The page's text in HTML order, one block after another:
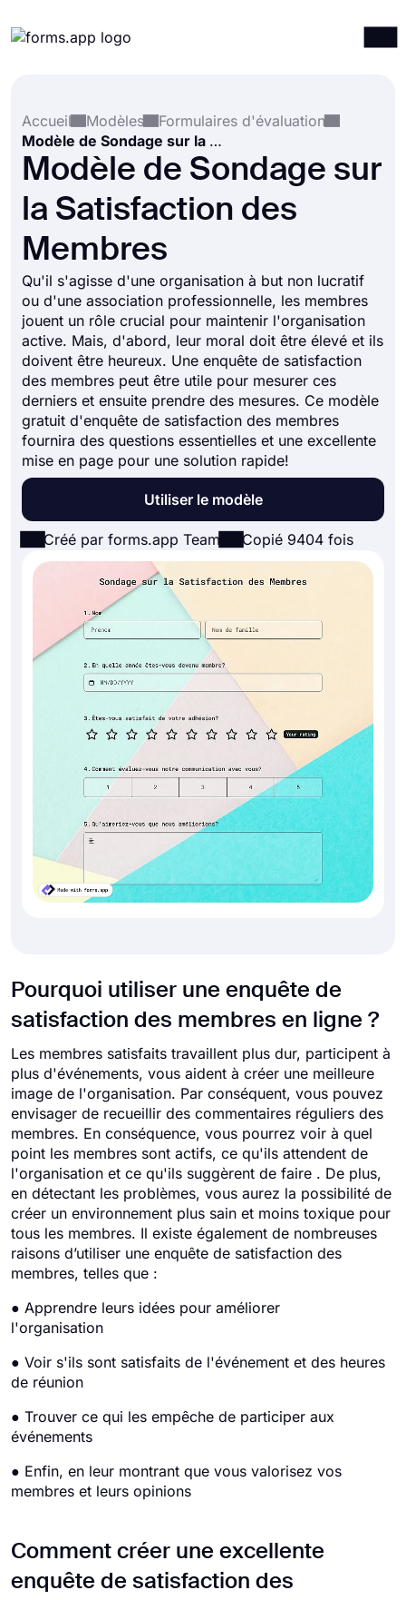
Intégrations
Modèles
Ressources
Accueil
Modèles
Formulaires d'évaluation
Modèle de Sondage sur la Satisfaction des Membres
Modèle de Sondage sur
la Satisfaction des
Membres
Qu'il s'agisse d'une organisation à but non lucratif
ou d'une association professionnelle, les membres
jouent un rôle crucial pour maintenir l'organisation
active. Mais, d'abord, leur moral doit être élevé et ils
doivent être heureux. Une enquête de satisfaction
des membres peut être utile pour mesurer ces
derniers et ensuite prendre des mesures. Ce modèle
gratuit d'enquête de satisfaction des membres
fournira des questions essentielles et une excellente
mise en page pour une solution rapide!
Utiliser le modèle
Créé par forms.app Team Copié 9404 fois
Pourquoi utiliser une enquête de
satisfaction des membres en ligne ?
Les membres satisfaits travaillent plus dur, participent à
plus d'événements, vous aident à créer une meilleure
image de l'organisation. Par conséquent, vous pouvez
envisager de recueillir des commentaires réguliers des
membres. En conséquence, vous pourrez voir à quel
point les membres sont actifs, ce qu'ils attendent de
l'organisation et ce qu'ils suggèrent de faire . De plus,
en détectant les problèmes, vous aurez la possibilité de
créer un environnement plus sain et moins toxique pour
tous les membres. Il existe également de nombreuses
raisons d’utiliser une enquête de satisfaction des
membres, telles que :
● Apprendre leurs idées pour améliorer
l'organisation
● Voir s'ils sont satisfaits de l'événement et des heures
de réunion
● Trouver ce qui les empêche de participer aux
événements
● Enfin, en leur montrant que vous valorisez vos
membres et leurs opinions
Comment créer une excellente
enquête de satisfaction des